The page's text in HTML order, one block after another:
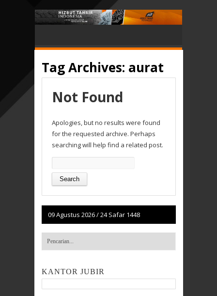
Tag Archives: aurat
Not Found
Apologies, but no results were found
for the requested archive. Perhaps
searching will help find a related post.
for:
09 Agustus 2026/24 Safar 1448
KANTOR JUBIR